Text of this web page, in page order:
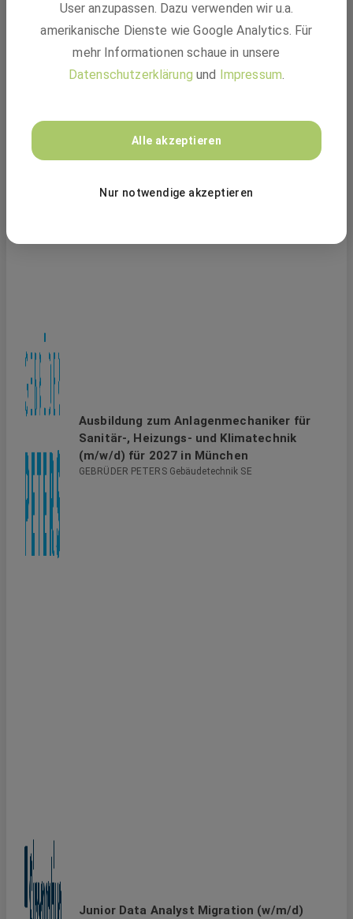
Ausbildung zum Anlagenmechaniker für
Sanitär-, Heizungs- und Klimatechnik
(m/w/d) für 2027 in München
GEBRÜDER PETERS Gebäudetechnik SE
Junior Data Analyst Migration (w/m/d)
User anzupassen. Dazu verwenden wir u.a.
amerikanische Dienste wie Google Analytics. Für
mehr Informationen schaue in unsere
Datenschutzerklärung und Impressum.
Alle akzeptieren
Nur notwendige akzeptieren